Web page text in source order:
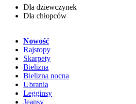
Dla dziewczynek
Dla chłopców
Nowość
Rajstopy
Skarpety
Bielizna
Bielizna nocna
Ubrania
Legginsy
Jeansy